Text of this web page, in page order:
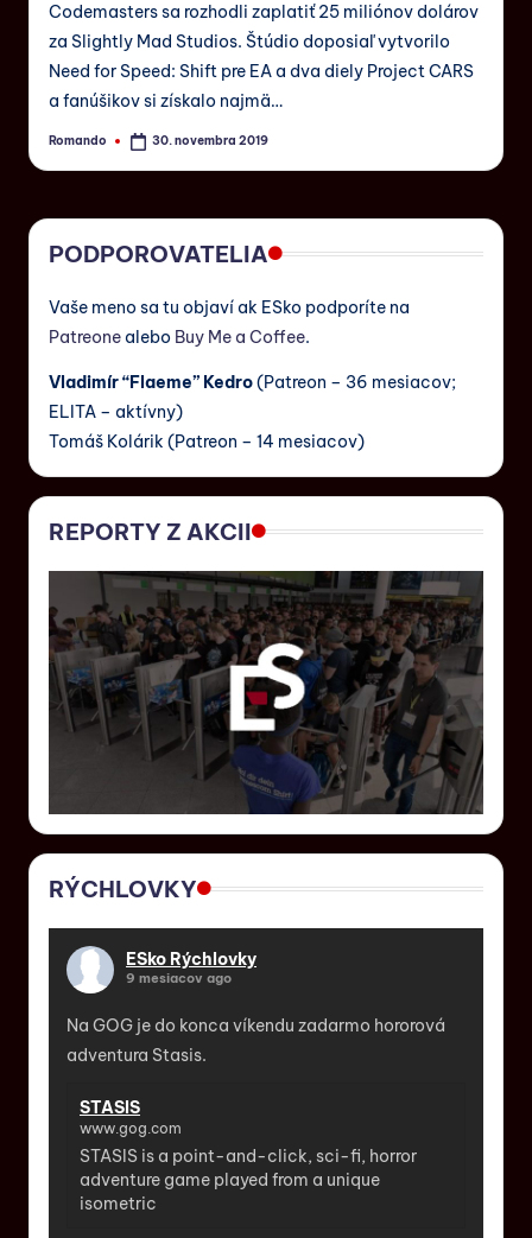
Codemasters sa rozhodli zaplatiť 25 miliónov dolárov
za Slightly Mad Studios. Štúdio doposiaľ vytvorilo
Need for Speed: Shift pre EA a dva diely Project CARS
a fanúšikov si získalo najmä…
Romando 30. novembra 2019
PODPOROVATELIA
Vaše meno sa tu objaví ak ESko podporíte na
Patreone alebo Buy Me a Coffee.
Vladimír “Flaeme” Kedro(Patreon – 36 mesiacov;
ELITA – aktívny)
Tomáš Kolárik (Patreon – 14 mesiacov)
REPORTY Z AKCII
RÝCHLOVKY
ESko Rýchlovky
9 mesiacov ago
Na GOG je do konca víkendu zadarmo hororová
adventura Stasis.
STASIS
www.gog.com
STASIS is a point-and-click, sci-fi, horror
adventure game played from a unique
isometric